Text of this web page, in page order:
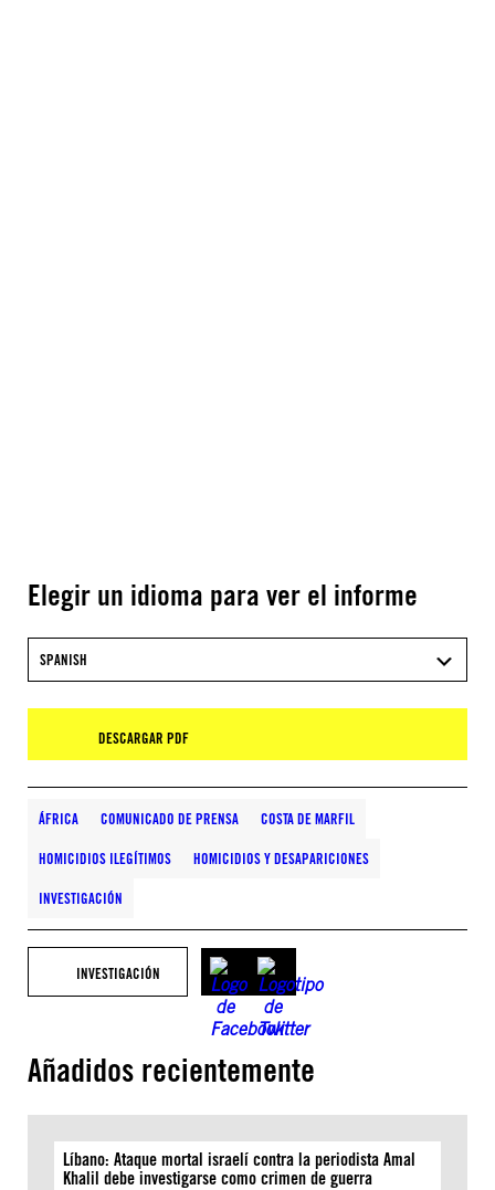
Elegir un idioma para ver el informe
SPANISH
DESCARGAR PDF
ÁFRICA COMUNICADO DE PRENSA COSTA DE MARFIL
HOMICIDIOS ILEGÍTIMOS HOMICIDIOS Y DESAPARICIONES
INVESTIGACIÓN
INVESTIGACIÓN
Añadidos recientemente
Líbano: Ataque mortal israelí contra la periodista Amal
Khalil debe investigarse como crimen de guerra